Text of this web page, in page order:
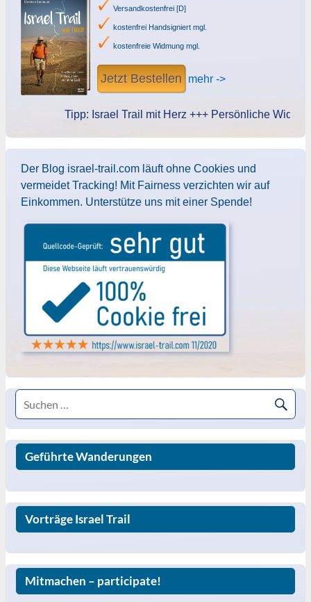
Versandkostenfrei [D]
kostenfrei Handsigniert mgl.
kostenfreie Widmung mgl.
Jetzt Bestellen mehr ->
Tipp: Israel Trail mit Herz +++ Persönliche
Der Blog israel-trail.com läuft ohne Cookies und
vermeidet Tracking! Mit Fairness verzichten wir auf
Einkommen. Unterstütze uns mit einer Spende!
Geführte Wanderungen
Vorträge Israel Trail
Mitmachen – participate!